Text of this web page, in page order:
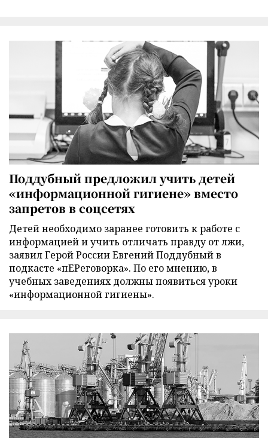
Поддубный предложил учить детей
«информационной гигиене» вместо
запретов в соцсетях
Детей необходимо заранее готовить к работе с
информацией и учить отличать правду от лжи,
заявил Герой России Евгений Поддубный в
подкасте «пЕРеговорка». По его мнению, в
учебных заведениях должны появиться уроки
«информационной гигиены».